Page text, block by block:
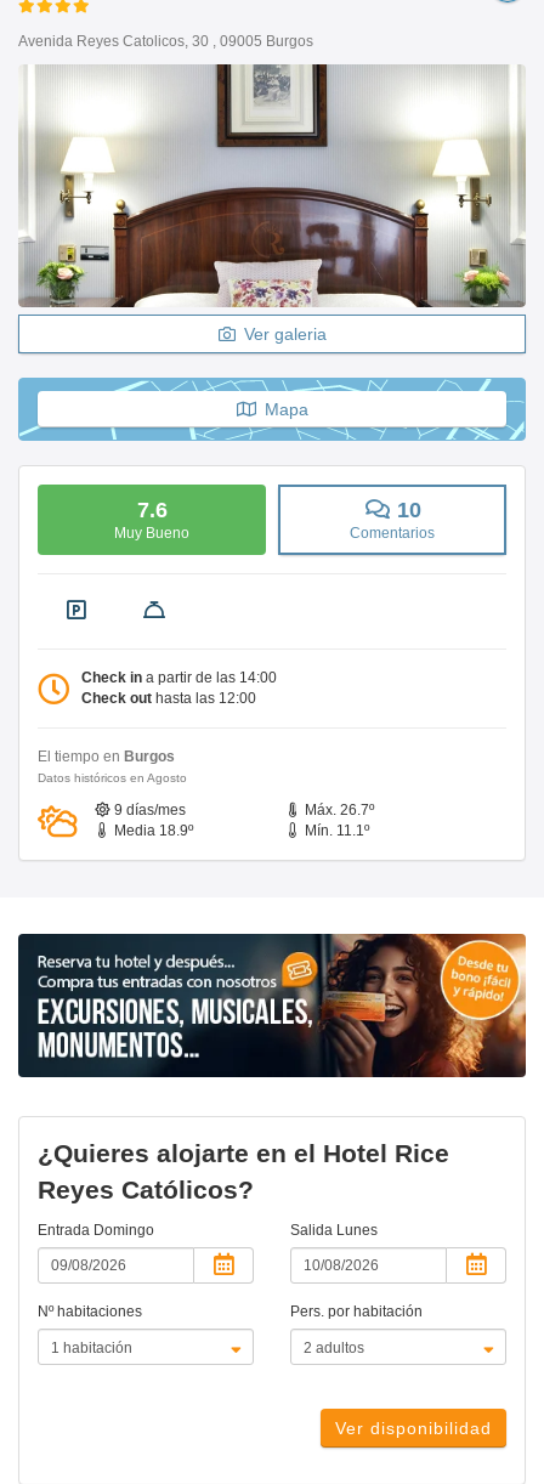
Avenida Reyes Catolicos, 30 , 09005 Burgos
Ver galeria
Mapa
7.6
Muy Bueno
10
Comentarios
Check in a partir de las 14:00
Check out hasta las 12:00
El tiempo en Burgos
Datos históricos en Agosto
9 días/mes
Máx. 26.7º
Media 18.9º
Mín. 11.1º
¿Quieres alojarte en el Hotel Rice
Reyes Católicos?
Entrada Domingo Salida Lunes
Nº habitaciones Pers. por habitación
Ver disponibilidad